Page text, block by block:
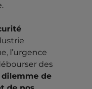
l’urgence
des
dilemme de